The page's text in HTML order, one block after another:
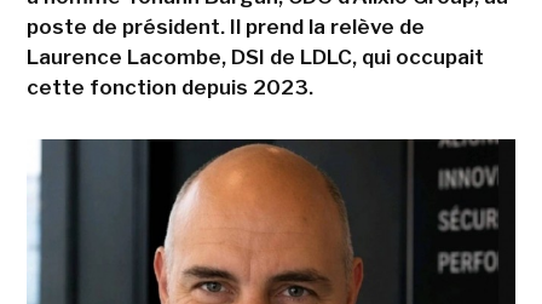
poste de président. Il prend la relève de
Laurence Lacombe, DSI de LDLC, qui occupait
cette fonction depuis 2023.